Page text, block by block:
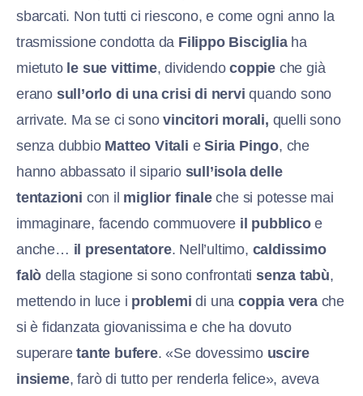
sbarcati. Non tutti ci riescono, e come ogni anno la
trasmissione condotta da Filippo Biscigliaha
mietuto le sue vittime, dividendocoppie che già
erano sull’orlo di una crisi di nervi quando sono
arrivate. Ma se ci sonovincitori morali, quelli sono
senza dubbio Matteo Vitali eSiria Pingo, che
hanno abbassato il sipario sull’isola delle
tentazioni con il miglior finaleche si potesse mai
immaginare, facendo commuovere il pubblicoe
anche… il presentatore. Nell’ultimo, caldissimo
falò della stagione si sono confrontatisenza tabù,
mettendo in luce i problemi di unacoppia verache
si è fidanzata giovanissima e che ha dovuto
superaretante bufere. «Se dovessimo uscire
insieme, farò di tutto per renderla felice», aveva